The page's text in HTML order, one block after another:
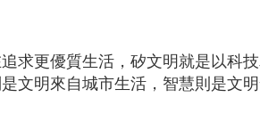
求更優質生活，矽文明就是以科
文明來自城市生活，智慧則是文